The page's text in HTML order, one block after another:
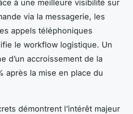
à une meilleure visibilité sur
via la messagerie, les
appels téléphoniques
le workflow logistique. Un
d’un accroissement de la
après la mise en place du
démontrent l’intérêt majeur